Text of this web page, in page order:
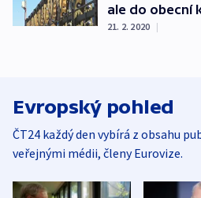
ale do obecní
21. 2. 2020 |
Evropský pohled
ČT24 každý den vybírá z obsahu
veřejnými médii, členy Eurovize.